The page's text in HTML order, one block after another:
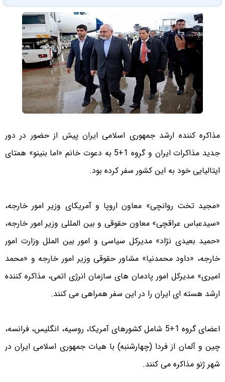
مذاکره کننده ارشد جمهوری اسلامی ایران پیش از حضور در دور
جدید مذاکرات ایران و گروه 1+5 به دعوت خانم «اما بنینو» همتای
ایتالیایی خود به این کشور سفر کرده بود.
«مجید تخت روانچی» معاون اروپا و آمریکای وزیر امور خارجه،
«سیدعباس عراقچی» معاون حقوقی و بین المللی وزیر امور خارجه،
«حمید بعیدی نژاد» مدیرکل سیاسی و امور بین الملل وزارت امور
خارجه، «داود محمدنیا» مشاور حقوقی وزیر امور خارجه و «محمد
امیری» مدیرکل امور پادمان های سازمان انرژی اتمی، مذاکره کننده
ارشد هسته ای ایران را در این سفر همراهی می کنند.
اعضای گروه 1+5 شامل کشورهای آمریکا، روسیه، انگلیس، فرانسه،
چین و آلمان از فردا (چهارشنبه) با هیات جمهوری اسلامی ایران در
شهر ژنو مذاکره می کنند.